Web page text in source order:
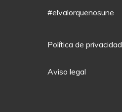
#elvalorquenosune
Política de privacidad
Aviso legal